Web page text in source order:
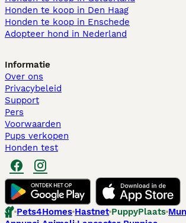
Honden te koop in Den Haag
Honden te koop in Enschede
Adopteer hond in Nederland
Informatie
Over ons
Privacybeleid
Support
Pers
Voorwaarden
Pups verkopen
Honden test
Pets4Homes Hastnet PuppyPlaats